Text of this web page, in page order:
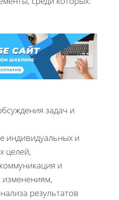
задач и
индивидуальных и
целей,
и
изменениям,
результатов